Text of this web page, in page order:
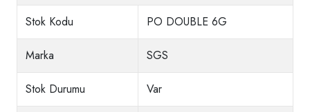
Stok Kodu PO DOUBLE 6G
Marka SGS
Stok Durumu Var